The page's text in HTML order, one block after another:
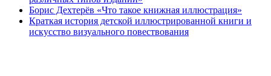
Борис Дехтерёв «Что такое книжная иллюстрация»
Краткая история детской иллюстрированной книги и
искусство визуального повествования